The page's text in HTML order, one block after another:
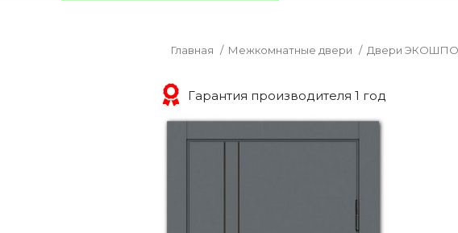
Главная Межкомнатные двери Двери
Гарантия производителя 1 год